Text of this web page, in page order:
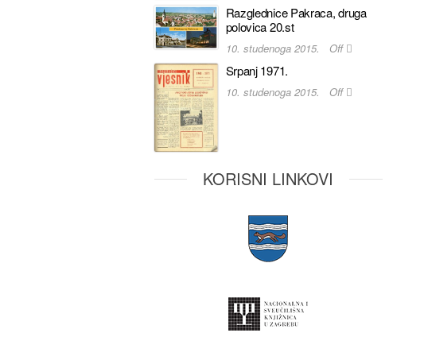
Razglednice Pakraca, druga
polovica 20.st
10. studenoga 2015. Off
Srpanj 1971.
10. studenoga 2015. Off
KORISNI LINKOVI